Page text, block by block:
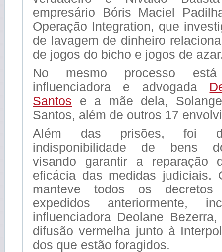
empresário Bóris Maciel
Operação Integration, que
de lavagem de dinheiro
de jogos do bicho e jogos de
No mesmo processo
influenciadora e advogada
Santos e a mãe dela,
Santos, além de outros 17
Além das prisões, foi
indisponibilidade de bens
visando garantir a reparação
eficácia das medidas judiciais.
manteve todos os
expedidos anteriormente,
influenciadora Deolane
difusão vermelha junto à
dos que estão foragidos.